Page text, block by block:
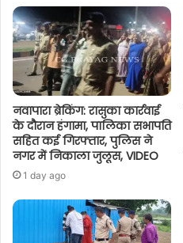
नवापारा ब्रेकिंग: रासुका कार्रवाई
के दौरान हंगामा, पालिका सभापति
सहित कई गिरफ्तार, पुलिस ने
नगर में निकाला जुलूस, VIDEO
1 day ago